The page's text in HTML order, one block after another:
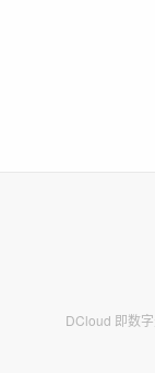
DCloud 即数